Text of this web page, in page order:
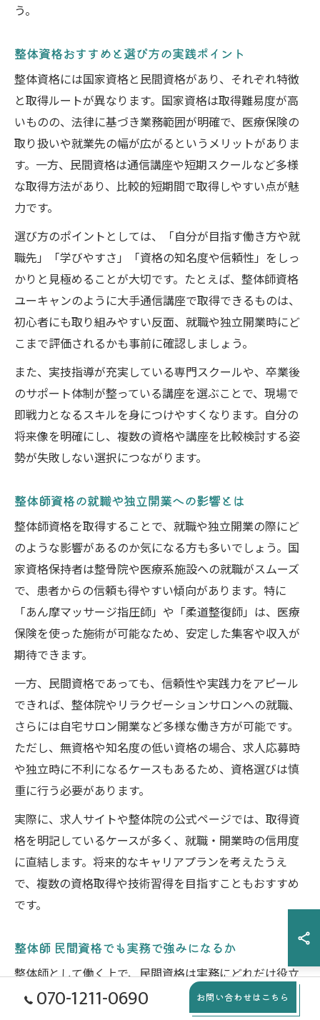
う。
整体資格おすすめと選び方の実践ポイント
整体資格には国家資格と民間資格があり、それぞれ特徴
と取得ルートが異なります。国家資格は取得難易度が高
いものの、法律に基づき業務範囲が明確で、医療保険の
取り扱いや就業先の幅が広がるというメリットがありま
す。一方、民間資格は通信講座や短期スクールなど多様
な取得方法があり、比較的短期間で取得しやすい点が魅
力です。
選び方のポイントとしては、「自分が目指す働き方や就
職先」「学びやすさ」「資格の知名度や信頼性」をしっ
かりと見極めることが大切です。たとえば、整体師資格
ユーキャンのように大手通信講座で取得できるものは、
初心者にも取り組みやすい反面、就職や独立開業時にど
こまで評価されるかも事前に確認しましょう。
また、実技指導が充実している専門スクールや、卒業後
のサポート体制が整っている講座を選ぶことで、現場で
即戦力となるスキルを身につけやすくなります。自分の
将来像を明確にし、複数の資格や講座を比較検討する姿
勢が失敗しない選択につながります。
整体師資格の就職や独立開業への影響とは
整体師資格を取得することで、就職や独立開業の際にど
のような影響があるのか気になる方も多いでしょう。国
家資格保持者は整骨院や医療系施設への就職がスムーズ
で、患者からの信頼も得やすい傾向があります。特に
「あん摩マッサージ指圧師」や「柔道整復師」は、医療
保険を使った施術が可能なため、安定した集客や収入が
期待できます。
一方、民間資格であっても、信頼性や実践力をアピール
できれば、整体院やリラクゼーションサロンへの就職、
さらには自宅サロン開業など多様な働き方が可能です。
ただし、無資格や知名度の低い資格の場合、求人応募時
や独立時に不利になるケースもあるため、資格選びは慎
重に行う必要があります。
実際に、求人サイトや整体院の公式ページでは、取得資
格を明記しているケースが多く、就職・開業時の信用度
に直結します。将来的なキャリアプランを考えたうえ
で、複数の資格取得や技術習得を目指すこともおすすめ
です。
整体師 民間資格でも実務で強みになるか
整体師として働く上で、民間資格は実務にどれだけ役立
つのか疑問に思う方もいらっしゃいます。実際、整体師
070-1211-0690 お問い合わせはこちら